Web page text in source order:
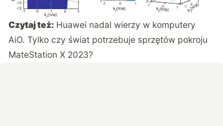
Czytaj też: Huawei nadal wierzy w komputery
AiO. Tylko czy świat potrzebuje sprzętów pokroju
MateStation X 2023?